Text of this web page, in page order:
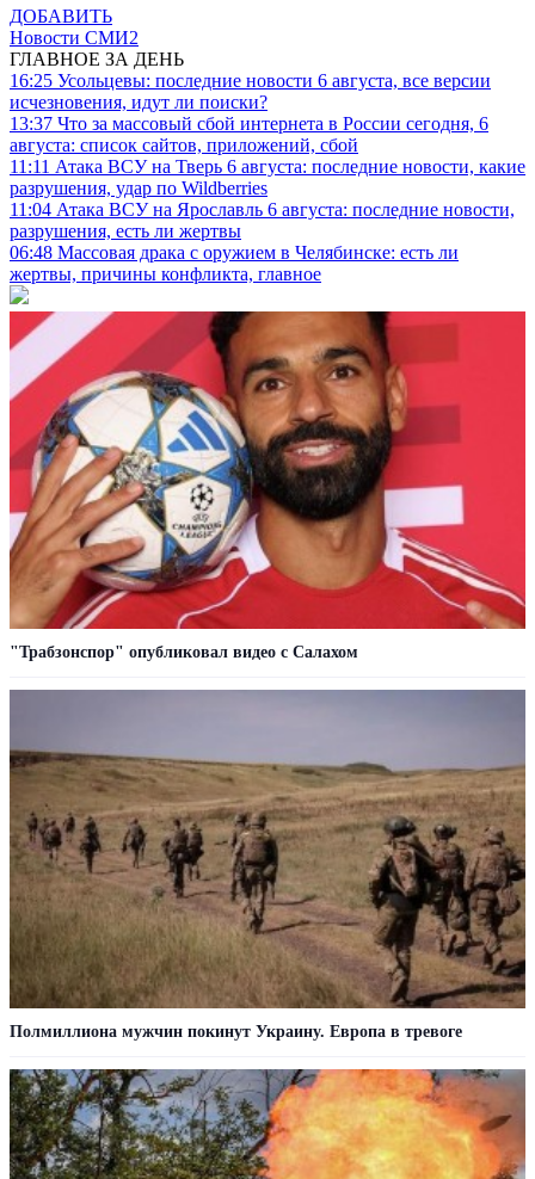
ДОБАВИТЬ
Новости СМИ2
ГЛАВНОЕ ЗА ДЕНЬ
16:25 Усольцевы: последние новости 6 августа, все версии
исчезновения, идут ли поиски?
13:37 Что за массовый сбой интернета в России сегодня, 6
августа: список сайтов, приложений, сбой
11:11 Атака ВСУ на Тверь 6 августа: последние новости, какие
разрушения, удар по Wildberries
11:04 Атака ВСУ на Ярославль 6 августа: последние новости,
разрушения, есть ли жертвы
06:48 Массовая драка с оружием в Челябинске: есть ли
жертвы, причины конфликта, главное
"Трабзонспор" опубликовал видео с Салахом
Полмиллиона мужчин покинут Украину. Европа в тревоге